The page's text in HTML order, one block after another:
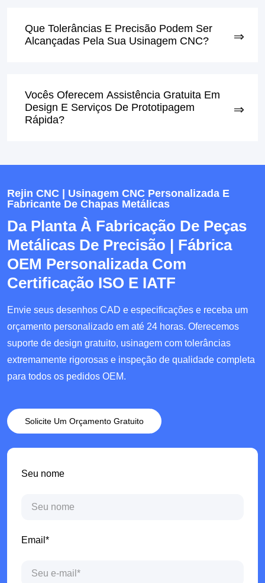
Que Tolerâncias E Precisão Podem Ser
Alcançadas Pela Sua Usinagem CNC?
Vocês Oferecem Assistência Gratuita Em
Design E Serviços De Prototipagem
Rápida?
Rejin CNC | Usinagem CNC Personalizada E
Fabricante De Chapas Metálicas
Da Planta À Fabricação De Peças
Metálicas De Precisão | Fábrica
OEM Personalizada Com
Certificação ISO E IATF
Envie seus desenhos CAD e especificações e receba um
orçamento personalizado em até 24 horas. Oferecemos
suporte de design gratuito, usinagem com tolerâncias
extremamente rigorosas e inspeção de qualidade completa
para todos os pedidos OEM.
Solicite Um Orçamento Gratuito
Seu nome
Email*